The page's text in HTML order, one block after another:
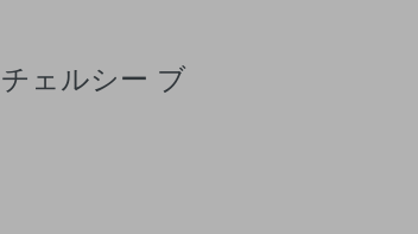
ェルシー ブ